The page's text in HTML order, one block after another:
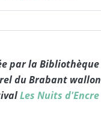
par la
du Brabant
Les Nuits d'Encre